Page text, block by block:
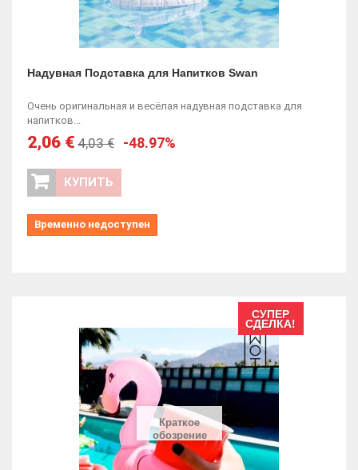
Надувная Подставка для Напитков Swan
Очень оригинальная и весёлая надувная подставка для
напитков...
2,06 € 4,03 € -48.97%
КУПИТЬ
Временно недоступен
Краткое
обозрение
СУПЕР
СДЕЛКА!